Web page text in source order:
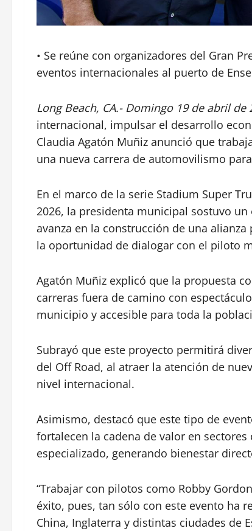
• Se reúne con organizadores del Gran
eventos internacionales al puerto de
Long Beach, CA.- Domingo 19 de abril de
internacional, impulsar el desarrollo
Claudia Agatón Muñiz anunció que
una nueva carrera de automovilismo
En el marco de la serie Stadium Super
2026, la presidenta municipal sostuvo
avanza en la construcción de una
la oportunidad de dialogar con el piloto
Agatón Muñiz explicó que la propuesta
carreras fuera de camino con
municipio y accesible para toda la
Subrayó que este proyecto permitirá
del Off Road, al atraer la atención de
nivel internacional.
Asimismo, destacó que este tipo de
fortalecen la cadena de valor en
especializado, generando bienestar
“Trabajar con pilotos como Robby
éxito, pues, tan sólo con este evento ha
China, Inglaterra y distintas ciudades de